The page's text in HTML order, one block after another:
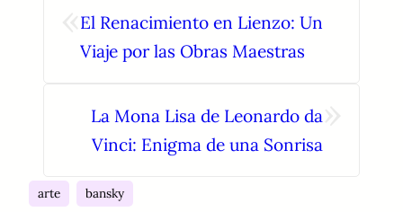
El Renacimiento en Lienzo: Un
Viaje por las Obras Maestras
La Mona Lisa de Leonardo da
Vinci: Enigma de una Sonrisa
arte bansky